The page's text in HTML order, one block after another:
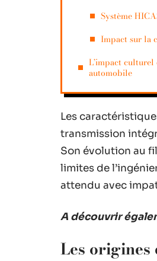
Système
Impact sur la
L’impact
automobile
Les
transmission
Son évolution au
limites de
attendu avec
A découvrir
Les origines